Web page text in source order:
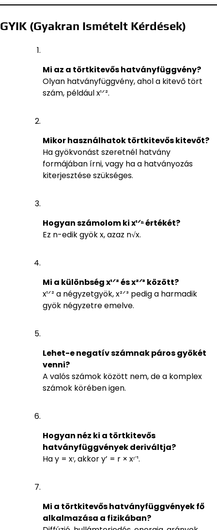
GYIK (Gyakran Ismételt Kérdések)
Mi az a törtkitevős hatványfüggvény?
Olyan hatványfüggvény, ahol a kitevő tört
szám, például x¹ᐟ².
Mikor használhatok törtkitevős kitevőt?
Ha gyökvonást szeretnél hatvány
formájában írni, vagy ha a hatványozás
kiterjesztése szükséges.
Hogyan számolom ki x¹ᐟⁿ értékét?
Ez n-edik gyök x, azaz n√x.
Mi a különbség x¹ᐟ² és x²ᐟ³ között?
x¹ᐟ² a négyzetgyök, x²ᐟ³ pedig a harmadik
gyök négyzetre emelve.
Lehet-e negatív számnak páros gyökét
venni?
A valós számok között nem, de a komplex
számok körében igen.
Hogyan néz ki a törtkitevős
hatványfüggvények deriváltja?
Ha y = xʳ, akkor y’ = r × xʳ⁻¹.
Mi a törtkitevős hatványfüggvények fő
alkalmazása a fizikában?